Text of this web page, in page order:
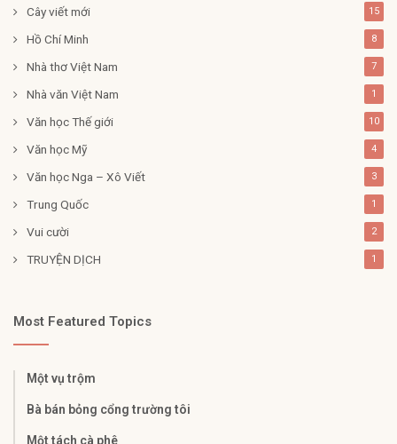
Cây viết mới 15
Hồ Chí Minh 8
Nhà thơ Việt Nam 7
Nhà văn Việt Nam 1
Văn học Thế giới 10
Văn học Mỹ 4
Văn học Nga – Xô Viết 3
Trung Quốc 1
Vui cười 2
TRUYỆN DỊCH 1
Most Featured Topics
Một vụ trộm
Bà bán bỏng cổng trường tôi
Một tách cà phê